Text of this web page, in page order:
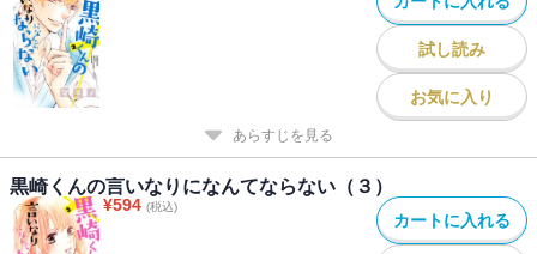
試し読み
お気に入り
あらすじを見る
黒崎くんの言いなりになんてならない（３）
¥594 (税込)
カートに入れる